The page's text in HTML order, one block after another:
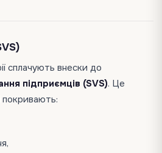
сплачують внески до
підприємців (SVS). Це
покривають: